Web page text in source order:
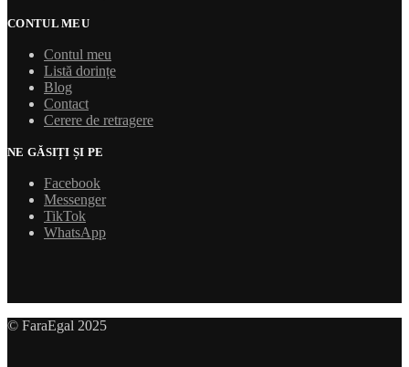
CONTUL MEU
Contul meu
Listă dorințe
Blog
Contact
Cerere de retragere
NE GĂSIȚI ȘI PE
Facebook
Messenger
TikTok
WhatsApp
© FaraEgal 2025